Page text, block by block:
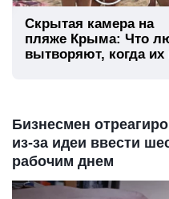
Скрытая камера на
пляже Крыма: Что
вытворяют, когда их
Бизнесмен
из‑за идеи ввести
рабочим днем